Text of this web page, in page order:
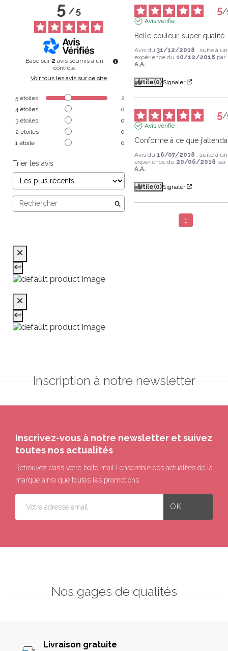
5/5
Basé sur 2 avis soumis à un
contrôle
Voir tous les avis sur ce site
5 étoiles
2
4 étoiles
0
3 étoiles
0
2 étoiles
0
1 étoile 0
Trier les avis
5/
Avis vérifié
Belle couleur, super qualité
Avis du31/12/2018 , suite à
expérience du 10/12/2018 par
A.A.
Utile(0) Signaler
5/
Avis vérifié
Conforme à ce que
Avis du 16/07/2018 , suite à
expérience du 20/06/2018 par
A.A.
Utile(0) Signaler
1
Inscription à notre newsletter
Inscrivez-vous à notre newsletter et suivez
toutes nos actualités
Retrouvez dans votre boîte mail l'ensemble des actualités de la
marque ainsi que toutes les promotions.
Nos gages de qualités
Livraison gratuite